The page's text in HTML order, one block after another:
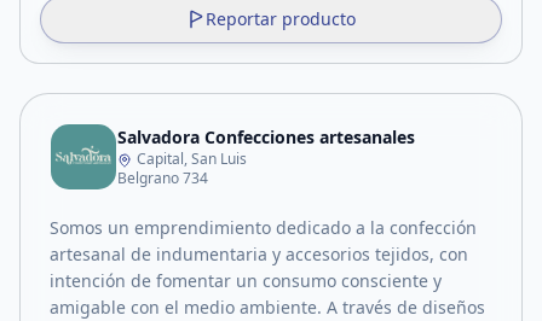
Reportar producto
Salvadora Confecciones artesanales
Capital, San Luis
Belgrano 734
Somos un emprendimiento dedicado a la confección
artesanal de indumentaria y accesorios tejidos, con
intención de fomentar un consumo consciente y
amigable con el medio ambiente. A través de diseños